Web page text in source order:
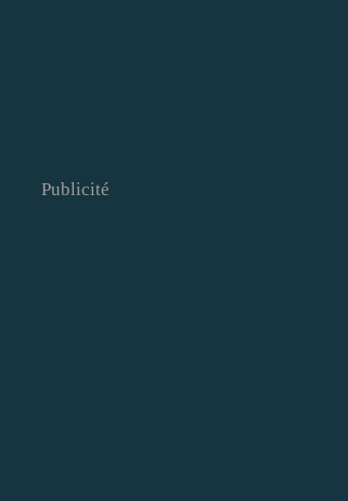
Publicité